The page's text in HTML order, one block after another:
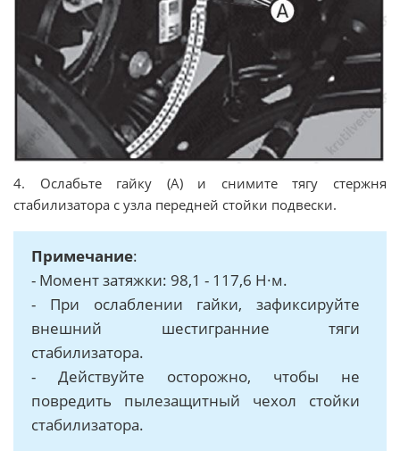
4. Ослабьте гайку (А) и снимите тягу стержня
стабилизатора с узла передней стойки подвески.
Примечание:
- Момент затяжки: 98,1 - 117,6 Н·м.
- При ослаблении гайки, зафиксируйте
внешний шестигранние тяги
стабилизатора.
- Действуйте осторожно, чтобы не
повредить пылезащитный чехол стойки
стабилизатора.